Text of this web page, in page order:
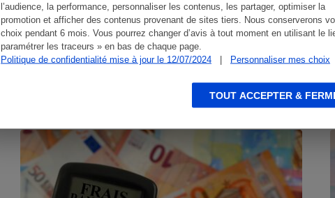
l’audience, la performance, personnaliser les contenus, les partager, optimiser la
promotion et afficher des contenus provenant de sites tiers. Nous conserverons
choix pendant 6 mois. Vous pourrez changer d’avis à tout moment en utilisant le
paramétrer les traceurs » en bas de chaque page.
Politique de confidentialité mise à jour le 12/07/2024
| Personnaliser mes choix
TOUT ACCEPTER &